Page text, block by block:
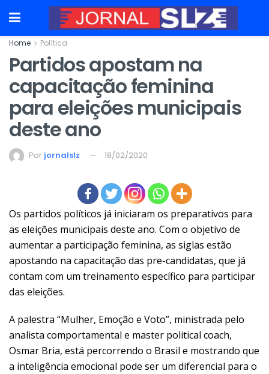
Home Política
Partidos apostam na
capacitação feminina
para eleições municipais
deste ano
Por jornalslz 18/02/2020
Os partidos políticos já iniciaram os preparativos para
as eleições municipais deste ano. Com o objetivo de
aumentar a participação feminina, as siglas estão
apostando na capacitação das pre-candidatas, que já
contam com um treinamento específico para participar
das eleições.
A palestra “Mulher, Emoção e Voto”, ministrada pelo
analista comportamental e master political coach,
Osmar Bria, está percorrendo o Brasil e mostrando que
a inteligência emocional pode ser um diferencial para o